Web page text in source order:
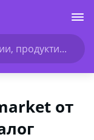
продукти...
от